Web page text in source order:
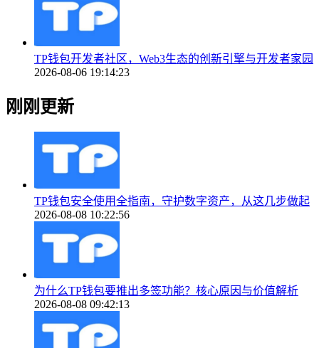
TP钱包开发者社区，Web3生态的创新引擎与开发者家园
2026-08-06 19:14:23
刚刚更新
TP钱包安全使用全指南，守护数字资产，从这几步做起
2026-08-08 10:22:56
为什么TP钱包要推出多签功能？核心原因与价值解析
2026-08-08 09:42:13